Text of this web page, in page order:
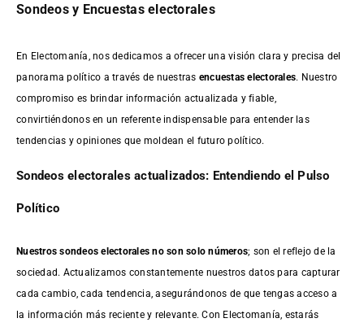
Sondeos y Encuestas electorales
En Electomanía, nos dedicamos a ofrecer una visión clara y precisa del
panorama político a través de nuestras encuestas electorales. Nuestro
compromiso es brindar información actualizada y fiable,
convirtiéndonos en un referente indispensable para entender las
tendencias y opiniones que moldean el futuro político.
Sondeos electorales actualizados: Entendiendo el Pulso
Político
Nuestros sondeos electorales no son solo números; son el reflejo de la
sociedad. Actualizamos constantemente nuestros datos para capturar
cada cambio, cada tendencia, asegurándonos de que tengas acceso a
la información más reciente y relevante. Con Electomanía, estarás